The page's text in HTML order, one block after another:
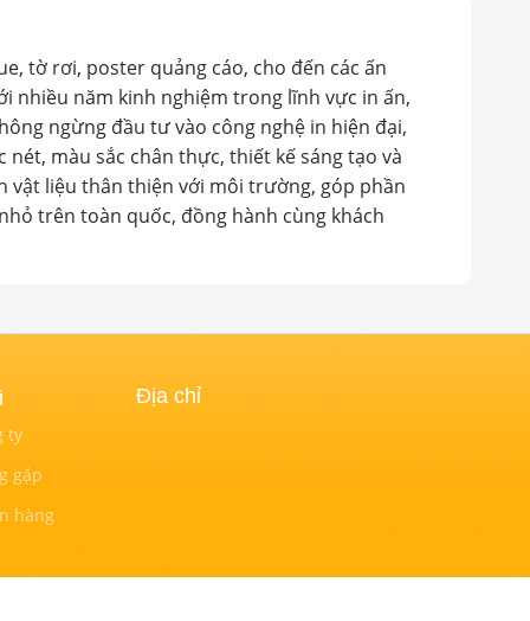
tờ rơi, poster quảng cáo, cho đến các ấn
nhiều năm kinh nghiệm trong lĩnh vực in ấn,
ngừng đầu tư vào công nghệ in hiện đại,
màu sắc chân thực, thiết kế sáng tạo và
vật liệu thân thiện với môi trường, góp phần
trên toàn quốc, đồng hành cùng khách
ty
gặp
hàng
Địa chỉ